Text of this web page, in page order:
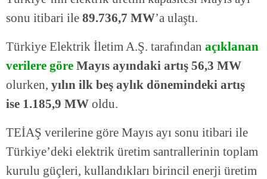
sonu itibari ile 89.736,7 MW’a ulaştı.
Türkiye Elektrik İletim A.Ş. tarafından açıklanan
verilere göre Mayıs ayındaki artış 56,3 MW
olurken, yılın ilk beş aylık dönemindeki artış
ise 1.185,9 MW oldu.
TEİAŞ verilerine göre Mayıs ayı sonu itibari ile
Türkiye’deki elektrik üretim santrallerinin toplam
kurulu güçleri, kullandıkları birincil enerji üretim